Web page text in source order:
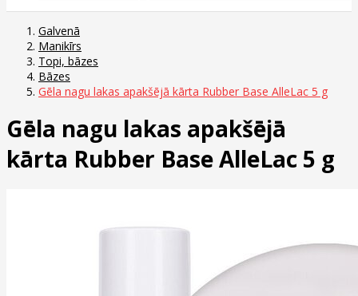
Galvenā
Manikīrs
Topi, bāzes
Bāzes
Gēla nagu lakas apakšējā kārta Rubber Base AlleLac 5 g
Gēla nagu lakas apakšējā
kārta Rubber Base AlleLac 5 g